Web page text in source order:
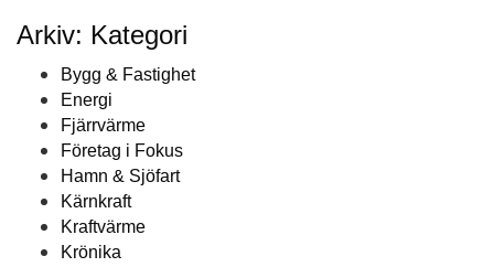
Arkiv: Kategori
Bygg & Fastighet
Energi
Fjärrvärme
Företag i Fokus
Hamn & Sjöfart
Kärnkraft
Kraftvärme
Krönika